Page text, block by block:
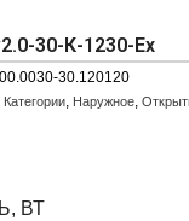
30-К-1230-Ex
30.120120
Категории, Наружное,
ВТ